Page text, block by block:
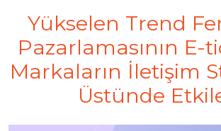
Yükselen Trend
Pazarlamasının E-
Markaların İletişim
Üstünde